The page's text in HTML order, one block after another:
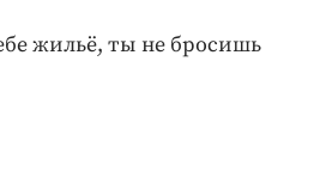
жильё, ты не бросишь